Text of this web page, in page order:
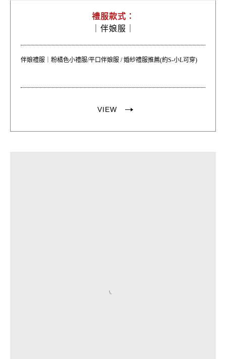
禮服款式：
伴娘服｜
伴娘禮服｜粉橘色小禮服/平口伴娘服 / 婚紗禮服推薦(約S-小L可穿)
VIEW